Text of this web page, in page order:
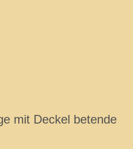
mit Deckel betende